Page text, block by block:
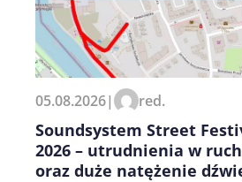
05.08.2026| red.
Soundsystem Street
2026 – utrudnienia w
oraz duże natężenie